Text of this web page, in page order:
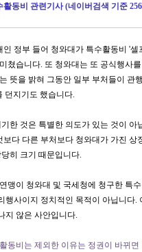
활동비 관련기사 (네이버검색 기준
정부 들어 청와대가 특수활동비 '
쳤습니다. 또 청와대는 또 공식행사
뜻을 밝혀 그동안 일부 부처들이 관
던지기도 했습니다.
한 것은 특별한 의도가 있는 것이 아
다 다른 부처보다 청와대가 가진 상
히 크기 때문입니다.
맹이 청와대 및 국세청에 청구한 특
행사이지 정치적인 목적이 아닙니다.
지 않은 사안입니다.
동비는 제외한 이유는 정권이 바뀌면